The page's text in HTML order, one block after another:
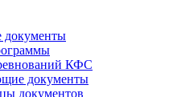
документы
КФС
документы
документов